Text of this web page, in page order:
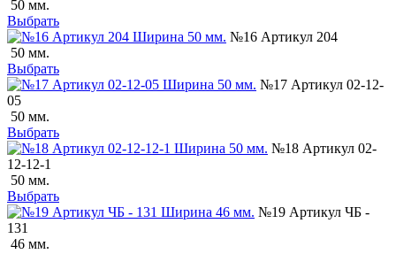
50 мм.
Выбрать
№16 Артикул 204
50 мм.
Выбрать
№17 Артикул 02-12-
05
50 мм.
Выбрать
№18 Артикул 02-
12-12-1
50 мм.
Выбрать
№19 Артикул ЧБ -
131
46 мм.